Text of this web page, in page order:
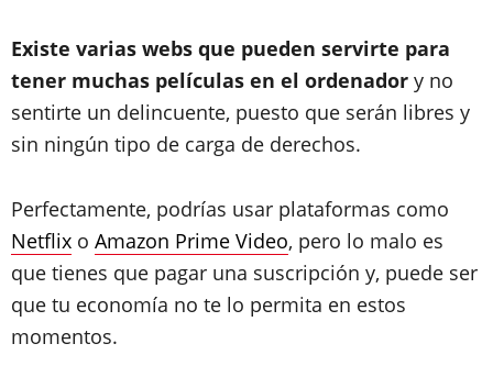
Existe varias webs que pueden servirte para
tener muchas películas en el ordenador y no
sentirte un delincuente, puesto que serán libres y
sin ningún tipo de carga de derechos.
Perfectamente, podrías usar plataformas como
Netflix o Amazon Prime Video, pero lo malo es
que tienes que pagar una suscripción y, puede ser
que tu economía no te lo permita en estos
momentos.